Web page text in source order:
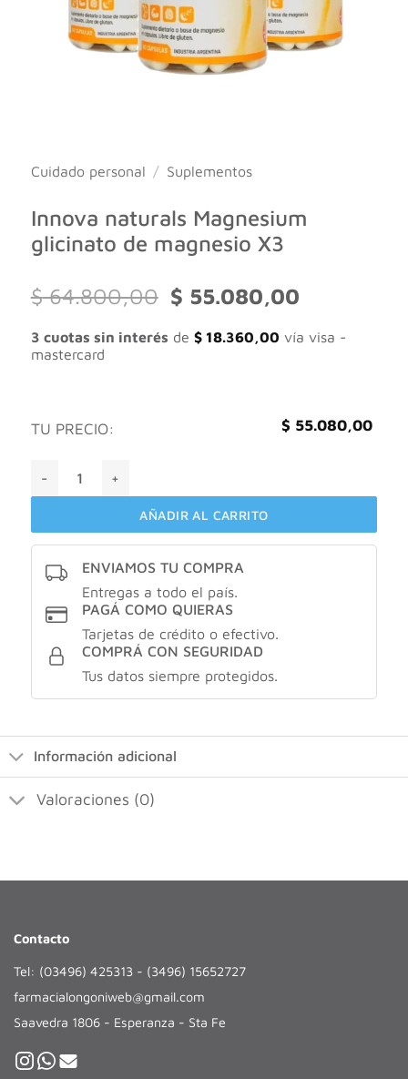
Cuidado personal / Suplementos
Innova naturals Magnesium
glicinato de magnesio X3
$64.800,00
El
precio
original
era:
$ 55.080,00El
es:
3 cuotas sin interés de $18.360,00 vía visa -
mastercard
TU PRECIO: $ 55.080,00
AÑADIR AL CARRITO
ENVIAMOS TU COMPRA
Entregas a todo el país.
PAGÁ COMO QUIERAS
Tarjetas de crédito o efectivo.
COMPRÁ CON SEGURIDAD
Tus datos siempre protegidos.
Información adicional
Valoraciones (0)
Contacto
Tel: (03496) 425313 - (3496) 15652727
farmacialongoniweb@gmail.com
Saavedra 1806 - Esperanza - Sta Fe